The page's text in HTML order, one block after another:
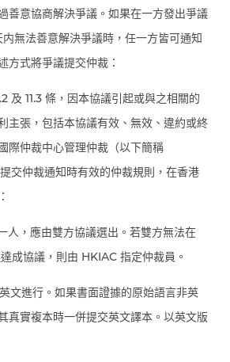
善意協商解決爭議。如果在一方發出爭議
無法善意解決爭議時，任一方皆可通知
方式將爭議提交仲裁：
及 11.3 條，因本協議引起或與之相關的
主張，包括本協議有效、無效、違約或終
際仲裁中心管理仲裁（以下簡稱
交仲裁通知時有效的仲裁規則，在香港
人，應由雙方協議選出。若雙方無法在
成協議，則由 HKIAC 指定仲裁員。
文進行。如果書面證據的原始語言非英
真實複本時一併提交英文譯本。以英文版